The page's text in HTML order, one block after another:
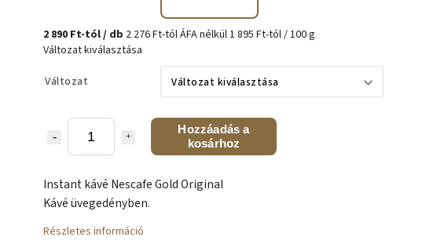
2 890 Ft-tól/ db 2 276 Ft-tól ÁFA nélkül1 895 Ft-tól / 100 g
Változat kiválasztása
Változat
Hozzáadás a
kosárhoz
Instant kávé Nescafe Gold Original
Kávé üvegedényben.
Részletes információ